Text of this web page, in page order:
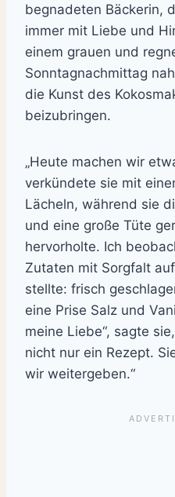
begnadeten Bäckerin,
immer mit Liebe und
einem grauen und
Sonntagnachmittag
die Kunst des
beizubringen.
„Heute machen wir
verkündete sie mit
Lächeln, während sie
und eine große Tüte
hervorholte. Ich
Zutaten mit Sorgfalt
stellte: frisch
eine Prise Salz und
meine Liebe“, sagte
nicht nur ein Rezept.
wir weitergeben.“